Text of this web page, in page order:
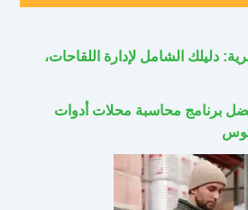
دليلك الشامل لإدارة اللقاحات،
برنامج محاسبة محلات أدوات